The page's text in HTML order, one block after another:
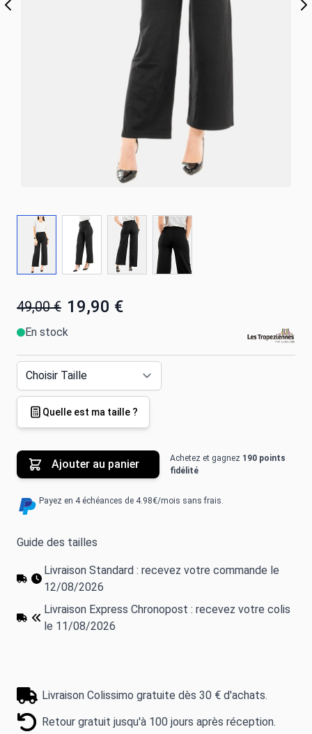
49,00 € 19,90 €
En stock
Quelle est ma taille ?
Ajouter au panier Achetez et gagnez 190 points
fidélité
Payez en 4 échéances de 4.98€/mois sans frais.
Guide des tailles
Livraison Standard : recevez votre commande le
12/08/2026
Livraison Express Chronopost : recevez votre colis
le 11/08/2026
Livraison Colissimo gratuite dès 30 € d'achats.
Retour gratuit jusqu'à 100 jours après réception.